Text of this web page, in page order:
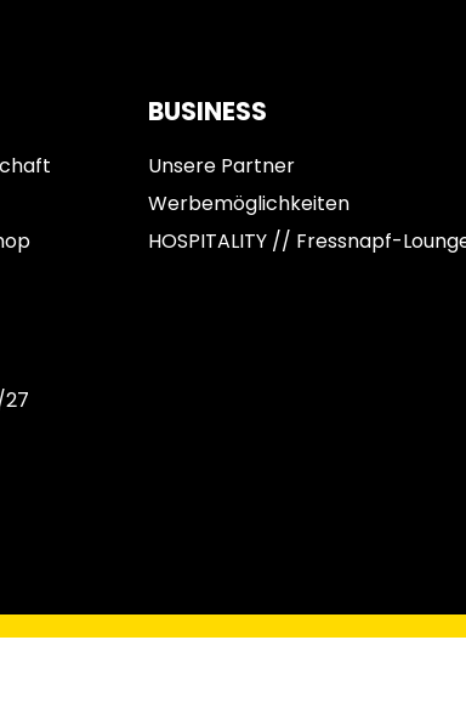
BUSINESS
Unsere Partner
Werbemöglichkeiten
HOSPITALITY // Fressnapf-